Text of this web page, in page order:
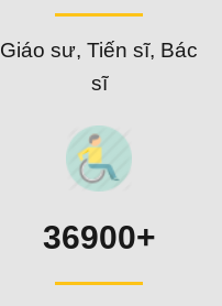
Giáo sư, Tiến sĩ, Bác
sĩ
36900+